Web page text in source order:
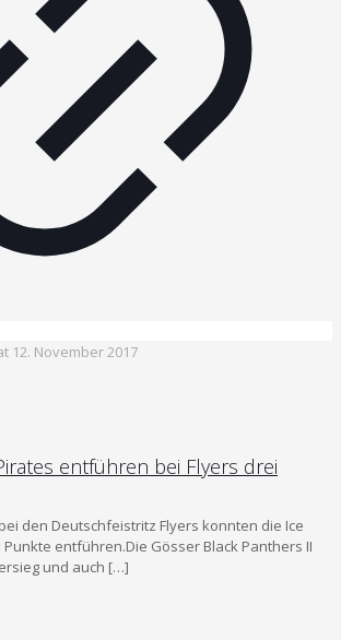
12. November 2017
entführen bei Flyers drei
den Deutschfeistritz Flyers konnten die Ice
entführen.Die Gösser Black Panthers II
und auch […]